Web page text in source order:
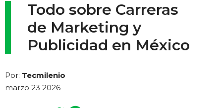
Todo sobre Carreras
de Marketing y
Publicidad en México
Por: Tecmilenio
marzo 23 2026